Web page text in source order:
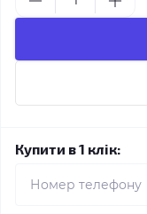
Купити в 1 клік: